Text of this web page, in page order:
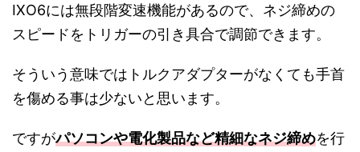
IXO6には無段階変速機能があるので、ネジ締めの
スピードをトリガーの引き具合で調節できます。
そういう意味ではトルクアダプターがなくても手首
を傷める事は少ないと思います。
ですがパソコンや電化製品など精細なネジ締めを行